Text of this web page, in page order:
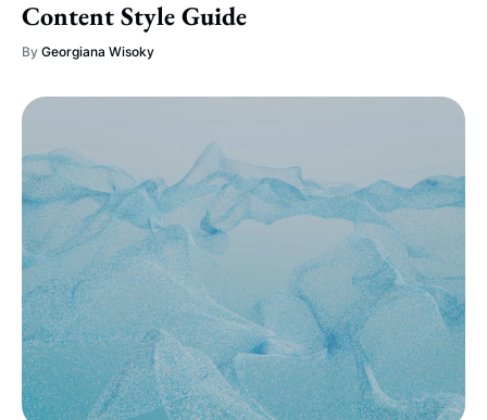
Content Style Guide
By Georgiana Wisoky